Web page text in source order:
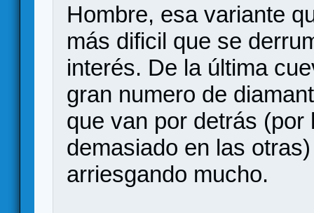
Hombre, esa variante
más dificil que se
interés. De la última
gran numero de
que van por detrás (por
demasiado en las
arriesgando mucho.